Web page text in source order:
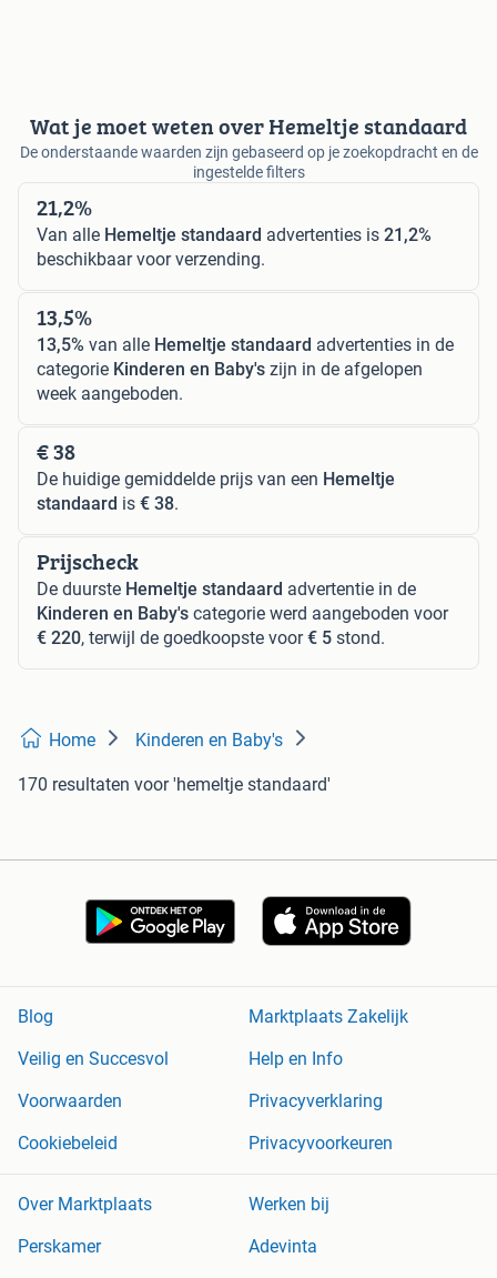
Wat je moet weten over Hemeltje standaard
De onderstaande waarden zijn gebaseerd op je zoekopdracht en de
ingestelde filters
21,2%
Van alle Hemeltje standaard advertenties is 21,2%
beschikbaar voor verzending.
13,5%
13,5% van alle Hemeltje standaard advertenties in de
categorie Kinderen en Baby's zijn in de afgelopen
week aangeboden.
€ 38
De huidige gemiddelde prijs van een Hemeltje
standaard is € 38.
Prijscheck
De duurste Hemeltje standaard advertentie in de
Kinderen en Baby's categorie werd aangeboden voor
€ 220, terwijl de goedkoopste voor€ 5 stond.
Home Kinderen en Baby's
170 resultaten voor 'hemeltje standaard'
Blog
Marktplaats Zakelijk
Veilig en Succesvol
Help en Info
Voorwaarden
Privacyverklaring
Cookiebeleid
Privacyvoorkeuren
Over Marktplaats
Werken bij
Perskamer
Adevinta